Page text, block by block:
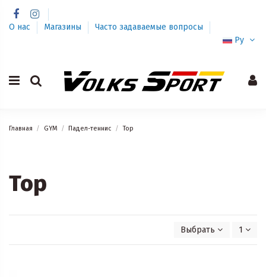
О нас Магазины
Часто задаваемые вопросы
Ру
Главная GYM Падел-теннис Top
Top
Выбрать 1